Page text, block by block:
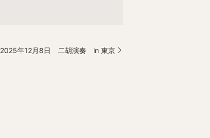
2025年12月8日 二胡演奏 in 東京